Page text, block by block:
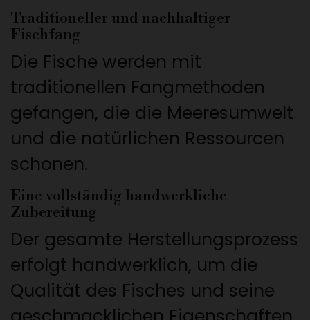
Traditioneller und nachhaltiger
Fischfang
Die Fische werden mit
traditionellen Fangmethoden
gefangen, die die Meeresumwelt
und die natürlichen Ressourcen
schonen.
Eine vollständig handwerkliche
Zubereitung
Der gesamte Herstellungsprozess
erfolgt handwerklich, um die
Qualität des Fisches und seine